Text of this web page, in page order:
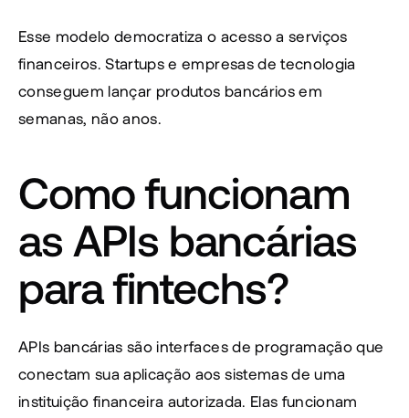
Esse modelo democratiza o acesso a serviços
financeiros. Startups e empresas de tecnologia
conseguem lançar produtos bancários em
semanas, não anos.
Como funcionam
as APIs bancárias
para fintechs?
APIs bancárias são interfaces de programação que
conectam sua aplicação aos sistemas de uma
instituição financeira autorizada. Elas funcionam